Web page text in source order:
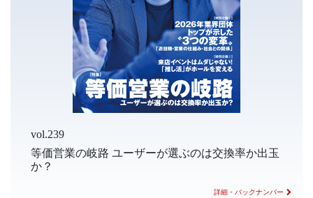
vol.239
等価営業の岐路 ユーザーが選ぶのは交換率か出玉
か？
詳細・バックナンバー